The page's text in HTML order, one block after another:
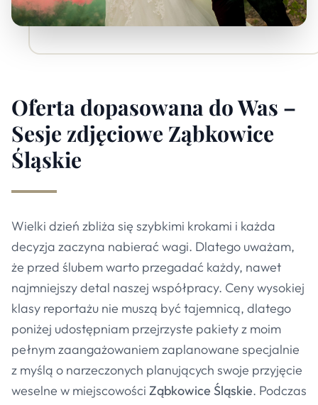
Oferta dopasowana do Was –
Sesje zdjęciowe Ząbkowice
Śląskie
Wielki dzień zbliża się szybkimi krokami i każda
decyzja zaczyna nabierać wagi. Dlatego uważam,
że przed ślubem warto przegadać każdy, nawet
najmniejszy detal naszej współpracy. Ceny wysokiej
klasy reportażu nie muszą być tajemnicą, dlatego
poniżej udostępniam przejrzyste pakiety z moim
pełnym zaangażowaniem zaplanowane specjalnie
z myślą o narzeczonych planujących swoje przyjęcie
weselne w miejscowości Ząbkowice Śląskie. Podczas